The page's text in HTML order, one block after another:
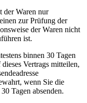
der Waren nur
zur Prüfung der
der Waren nicht
ist.
binnen 30 Tagen
Vertrags mitteilen,
wenn Sie die
Tagen absenden.